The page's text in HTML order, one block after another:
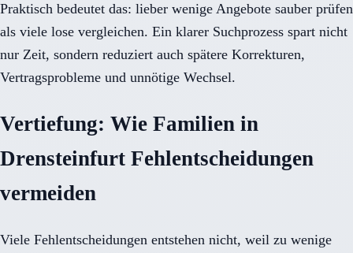
Praktisch bedeutet das: lieber wenige Angebote sauber prüfen
als viele lose vergleichen. Ein klarer Suchprozess spart nicht
nur Zeit, sondern reduziert auch spätere Korrekturen,
Vertragsprobleme und unnötige Wechsel.
Vertiefung: Wie Familien in
Drensteinfurt Fehlentscheidungen
vermeiden
Viele Fehlentscheidungen entstehen nicht, weil zu wenige